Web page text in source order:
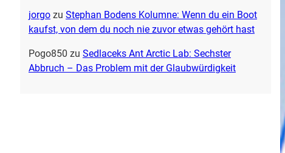
jorgozu Stephan Bodens Kolumne: Wenn du ein Boot
kaufst, von dem du noch nie zuvor etwas gehört hast
Pogo850 zu Sedlaceks Ant Arctic Lab: Sechster
Abbruch – Das Problem mit der Glaubwürdigkeit